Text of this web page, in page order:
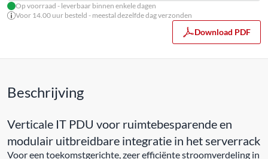
Op voorraad - leverbaar binnen enkele dagen
Voor 14.00 uur besteld - meestal dezelfde dag verzonden
Download PDF
Beschrijving
Verticale IT PDU voor ruimtebesparende en
modulair uitbreidbare integratie in het serverrack
Voor een toekomstgerichte, zeer efficiënte stroomverdeling in